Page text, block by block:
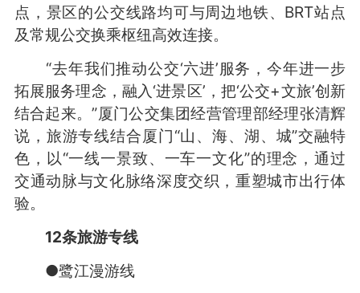
点，景区的公交线路均可与周边地铁、BRT站点
及常规公交换乘枢纽高效连接。
“去年我们推动公交‘六进’服务，今年进一步
拓展服务理念，融入‘进景区’，把‘公交+文旅’创新
结合起来。”厦门公交集团经营管理部经理张清辉
说，旅游专线结合厦门“山、海、湖、城”交融特
色，以“一线一景致、一车一文化”的理念，通过
交通动脉与文化脉络深度交织，重塑城市出行体
验。
12条旅游专线
●鹭江漫游线